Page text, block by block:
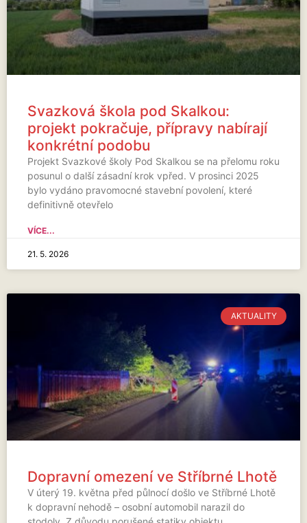
Svazková škola pod Skalkou:
projekt pokračuje, přípravy nabírají
konkrétní podobu
Projekt Svazkové školy Pod Skalkou se na přelomu roku
posunul o další zásadní krok vpřed. V prosinci 2025
bylo vydáno pravomocné stavební povolení, které
definitivně otevřelo
VÍCE...
21. 5. 2026
AKTUALITY
Dopravní omezení ve Stříbrné Lhotě
V úterý 19. května před půlnocí došlo ve Stříbrné Lhotě
k dopravní nehodě – osobní automobil narazil do